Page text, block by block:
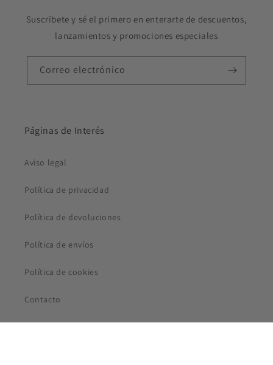
Suscríbete y sé el primero en enterarte de descuentos,
lanzamientos y promociones especiales
Correo electrónico
Páginas de Interés
Aviso legal
Política de privacidad
Política de devoluciones
Política de envíos
Política de cookies
Contacto